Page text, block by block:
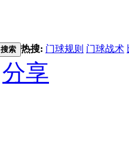
搜索 热搜: 门球规则 门球战术
分享